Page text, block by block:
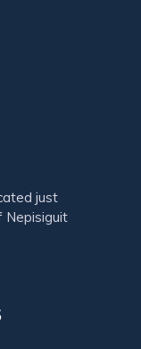
just
Nepisiguit